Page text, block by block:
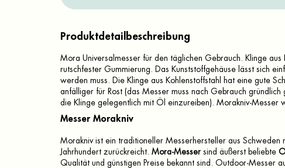
Produktdetailbeschreibung
Mora Universalmesser für den täglichen Gebrauch. Klinge aus
rutschfester Gummierung. Das Kunststoffgehäuse lässt sich
werden muss. Die Klinge aus Kohlenstoffstahl hat eine gute
anfälliger für Rost (das Messer muss nach Gebrauch
die Klinge gelegentlich mit Öl einzureiben). Morakniv-Messer
Messer Morakniv
Morakniv ist ein traditioneller Messerhersteller aus Schweden
Jahrhundert zurückreicht. Mora-Messer sind äußerst beliebte
Qualität und günstigen Preise bekannt sind. Outdoor-Messer